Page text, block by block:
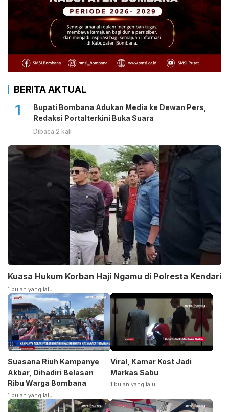
BERITA AKTUAL
1
Bupati Bombana Adukan Media ke Dewan Pers,
Redaksi Portalterkini Buka Suara
Dibaca 2 kali
Kuasa Hukum Korban Haji Ngamu di Polresta Kendari
1 bulan yang lalu
Suasana Riuh Kampanye
Akbar, Dihadiri Belasan
Ribu Warga Bombana
1 bulan yang lalu
Viral, Kamar Kost Jadi
Markas Sabu
1 bulan yang lalu